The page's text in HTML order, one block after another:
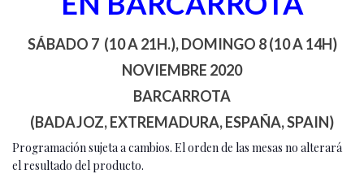
SÁBADO 7 (10 A 21H.), DOMINGO 8 (10 A 14H)
NOVIEMBRE 2020
BARCARROTA
(BADAJOZ, EXTREMADURA, ESPAÑA, SPAIN)
Programación sujeta a cambios. El orden de las mesas no alterará
el resultado del producto.